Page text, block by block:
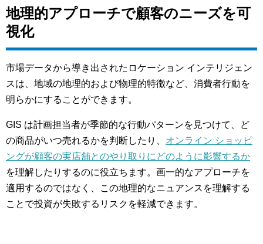
地理的アプローチで顧客のニーズを可
視化
市場データから導き出されたロケーション インテリジェン
スは、地域の地理的および物理的特徴など、消費者行動を
明らかにすることができます。
GIS は計画担当者が季節的な行動パターンを見つけて、ど
の商品がいつ売れるかを判断したり、 オンライン ショッピ
ングが顧客の実店舗とのやり取りにどのように影響するか
を理解したりするのに役立ちます。画一的なアプローチを
適用するのではなく、この地理的なニュアンスを理解する
ことで投資が失敗するリスクを軽減できます。